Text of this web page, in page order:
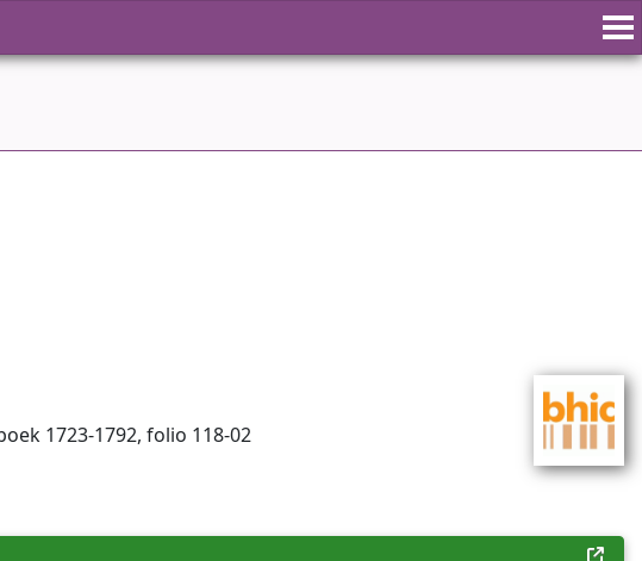
1723-1792, folio 118-02